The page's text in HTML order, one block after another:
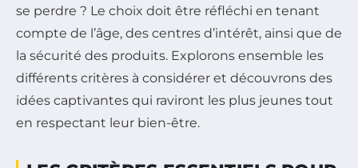
se perdre ? Le choix doit être réfléchi en tenant
compte de l’âge, des centres d’intérêt, ainsi que de
la sécurité des produits. Explorons ensemble les
différents critères à considérer et découvrons des
idées captivantes qui raviront les plus jeunes tout
en respectant leur bien-être.